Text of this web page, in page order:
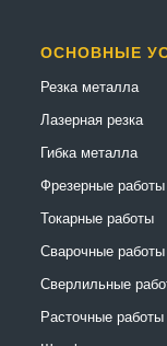
ОСНОВНЫЕ
Резка металла
Лазерная резка
Гибка металла
Фрезерные работы
Токарные работы
Сварочные работы
Сверлильные
Расточные работы